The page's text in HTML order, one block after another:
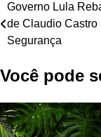
Navegação
de
Governo Lula
de Claudio Castro
Segurança
Você pode